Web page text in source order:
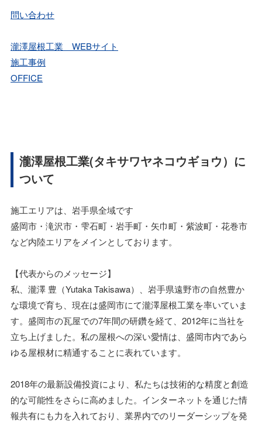
問い合わせ
瀧澤屋根工業 WEBサイト
施工事例
OFFICE
瀧澤屋根工業(タキサワヤネコウギョウ）に
ついて
施工エリアは、岩手県全域です
盛岡市・滝沢市・雫石町・岩手町・矢巾町・紫波町・花巻市
など内陸エリアをメインとしております。
【代表からのメッセージ】
私、瀧澤 豊（Yutaka Takisawa）、岩手県遠野市の自然豊か
な環境で育ち、現在は盛岡市にて瀧澤屋根工業を率いていま
す。盛岡市の瓦屋での7年間の研鑽を経て、2012年に当社を
立ち上げました。私の屋根への深い愛情は、盛岡市内であら
ゆる屋根材に精通することに表れています。
2018年の最新設備投資により、私たちは技術的な精度と創造
的な可能性をさらに高めました。インターネットを通じた情
報共有にも力を入れており、業界内でのリーダーシップを発